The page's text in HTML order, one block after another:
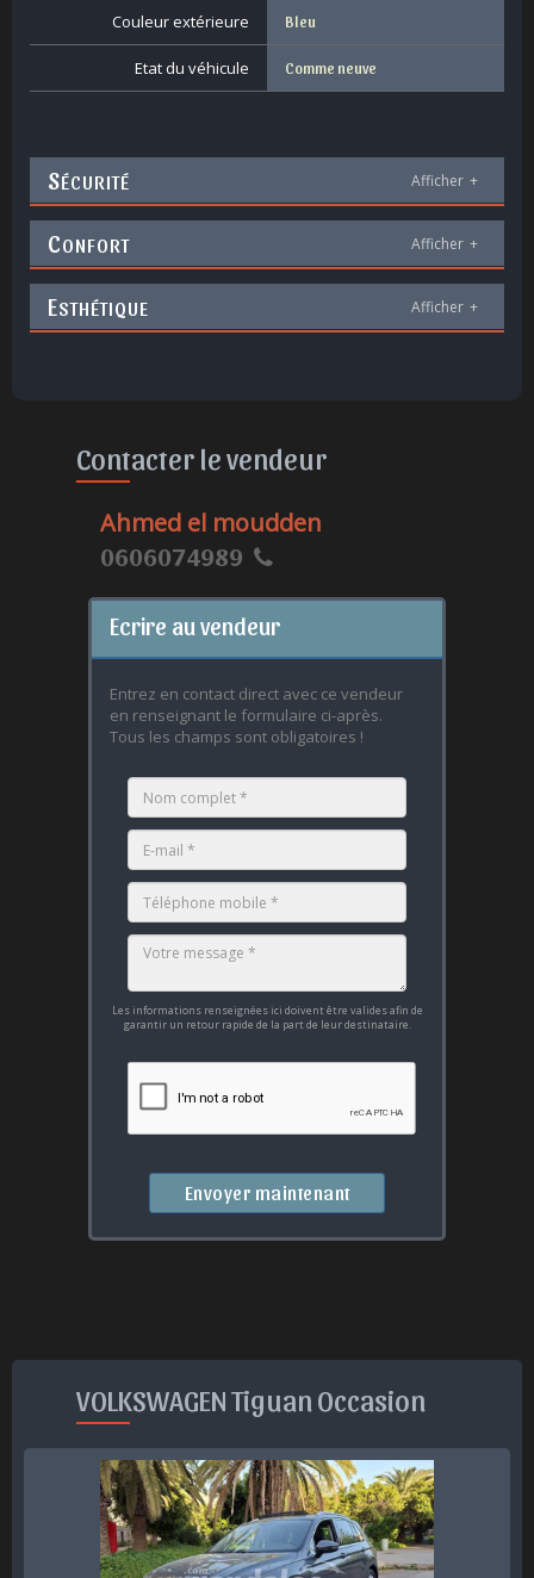
Couleur extérieure Bleu
Etat du véhicule Comme neuve
SÉCURITÉ Afficher +
CONFORT Afficher +
ESTHÉTIQUE Afficher +
Contacter le vendeur
Ahmed el moudden
0606074989
Ecrire au vendeur
Entrez en contact direct avec ce vendeur
en renseignant le formulaire ci-après.
Tous les champs sont obligatoires !
Les informations renseignées ici doivent être valides afin de
garantir un retour rapide de la part de leur destinataire.
Envoyer maintenant
VOLKSWAGEN Tiguan Occasion